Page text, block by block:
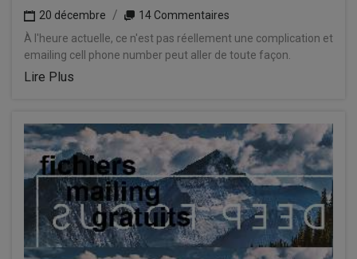
20 décembre
14 Commentaires
À l'heure actuelle, ce n'est pas réellement une complication et
emailing cell phone number peut aller de toute façon.
Lire Plus